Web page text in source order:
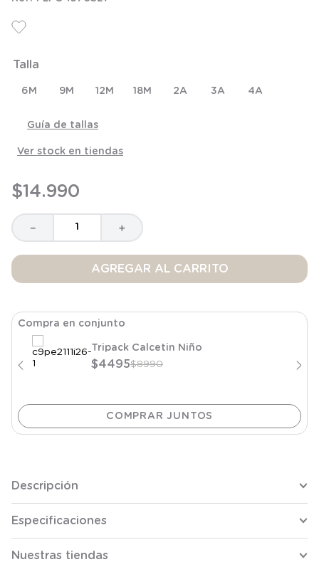
Talla
6M 9M 12M 18M 2A 3A 4A
Guía de tallas
Ver stock en tiendas
$14.990
＋
－
AGREGAR AL CARRITO
Compra en conjunto
Tripack Calcetin Niño
$4495$8990
Descripción
Especificaciones
Nuestras tiendas
8.
9.
saco